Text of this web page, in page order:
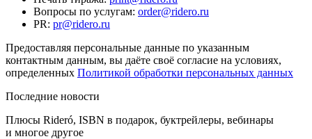
Вопросы по услугам: order@ridero.ru
PR: pr@ridero.ru
Предоставляя персональные данные по указанным
контактным данным, вы даёте своё согласие на условиях,
определенных Политикой обработки персональных данных
Последние новости
Плюсы Rideró, ISBN в подарок, буктрейлеры, вебинары
и многое другое